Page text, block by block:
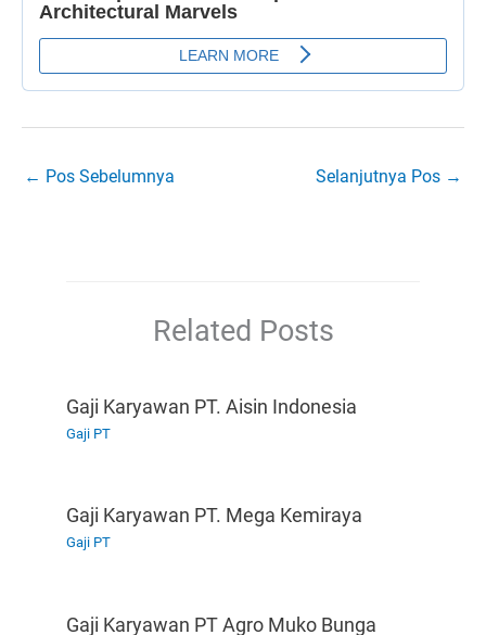
← Pos Sebelumnya Selanjutnya Pos →
Related Posts
Gaji Karyawan PT. Aisin Indonesia
Gaji PT
Gaji Karyawan PT. Mega Kemiraya
Gaji PT
Gaji Karyawan PT Agro Muko Bunga